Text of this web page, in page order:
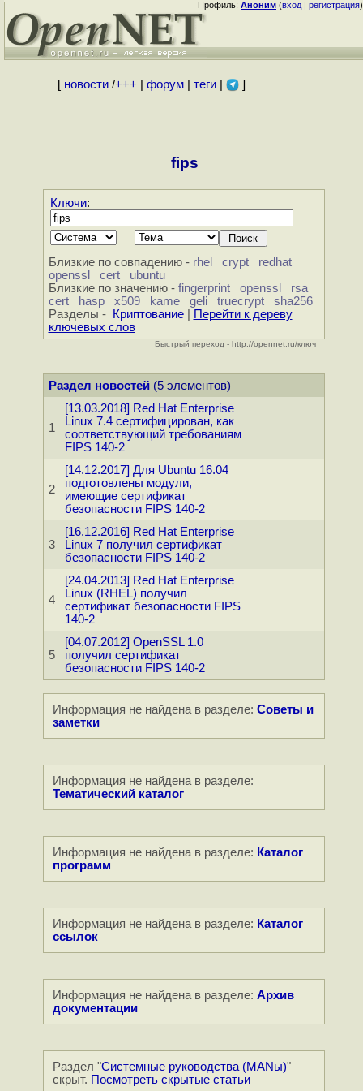
Профиль:Аноним(вход|регистрация)
[ новости/+++ форум| теги| ]
fips
Ключи:
Близкие по совпадению - rhel crypt
redhat
openssl
cert
ubuntu
Близкие по значению - fingerprint openssl
rsa
cert
hasp x509 kame geli truecrypt
sha256
Разделы -
Криптование|
Перейти к дереву
ключевых слов
Быстрый переход - http://opennet.ru/ключ
Раздел новостей(5 элементов)
1
[13.03.2018] Red Hat Enterprise
Linux 7.4 сертифицирован, как
соответствующий требованиям
FIPS 140-2
2
[14.12.2017] Для Ubuntu 16.04
подготовлены модули,
имеющие сертификат
безопасности FIPS 140-2
3
[16.12.2016] Red Hat Enterprise
Linux 7 получил сертификат
безопасности FIPS 140-2
4
[24.04.2013] Red Hat Enterprise
Linux (RHEL) получил
сертификат безопасности FIPS
140-2
5
[04.07.2012] OpenSSL 1.0
получил сертификат
безопасности FIPS 140-2
Информация не найдена в разделе: Советы и
заметки
Информация не найдена в разделе:
Тематический каталог
Информация не найдена в разделе: Каталог
программ
Информация не найдена в разделе: Каталог
ссылок
Информация не найдена в разделе: Архив
документации
Раздел "Системные руководства (MANы)"
скрыт. Посмотретьскрытые статьи